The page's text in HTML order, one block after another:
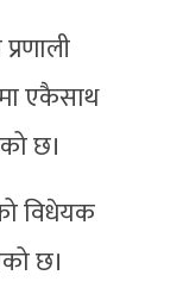
एकैसाथ
छ।
विधेयक
छ।